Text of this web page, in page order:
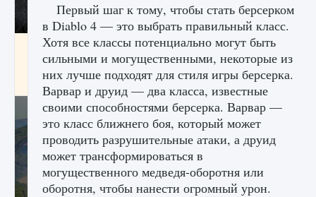
лицензии, лиги, команды и стадионы в EA
FC 25
9 августа 2024 2 395 0 2
Первый шаг к тому, чтобы стать берсерком
в Diablo 4 — это выбрать правильный класс.
Хотя все классы потенциально могут быть
сильными и могущественными, некоторые из
них лучше подходят для стиля игры берсерка.
Варвар и друид — два класса, известные
своими способностями берсерка. Варвар —
это класс ближнего боя, который может
проводить разрушительные атаки, а друид
может трансформироваться в
могущественного медведя-оборотня или
оборотня, чтобы нанести огромный урон.